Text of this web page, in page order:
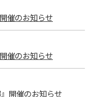
催のお知らせ
催のお知らせ
開催のお知らせ